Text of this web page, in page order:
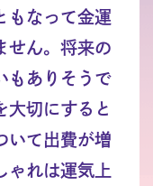
もなって金運
せん。将来の
もありそうで
大切にすると
いて出費が増
ゃれは運気上